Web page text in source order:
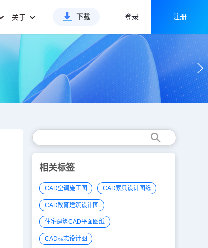
关于 下载 登录 注册
相关标签
CAD空调施工图 CAD家具设计图纸
CAD教育建筑设计图
住宅建筑CAD平面图纸
CAD标志设计图